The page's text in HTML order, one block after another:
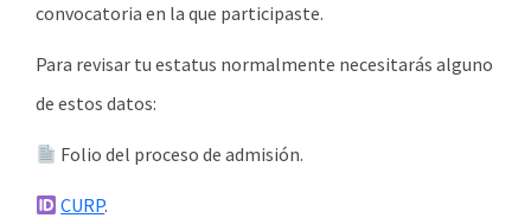
convocatoria en la que participaste.
Para revisar tu estatus normalmente necesitarás alguno
de estos datos:
Folio del proceso de admisión.
CURP.